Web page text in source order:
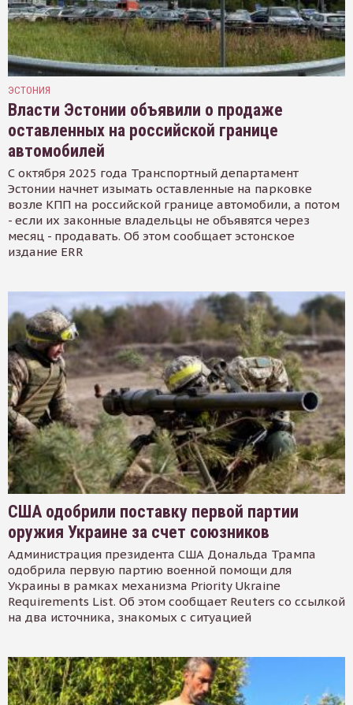
ЭСТОНИЯ
Власти Эстонии объявили о продаже
оставленных на российской границе
автомобилей
С октября 2025 года Транспортный департамент
Эстонии начнет изымать оставленные на парковке
возле КПП на российской границе автомобили, а потом
- если их законные владельцы не объявятся через
месяц - продавать. Об этом сообщает эстонское
издание ERR
США одобрили поставку первой партии
оружия Украине за счет союзников
Администрация президента США Дональда Трампа
одобрила первую партию военной помощи для
Украины в рамках механизма Priority Ukraine
Requirements List. Об этом сообщает Reuters со ссылкой
на два источника, знакомых с ситуацией